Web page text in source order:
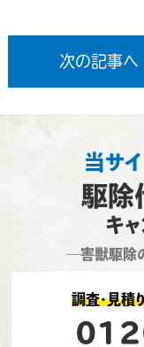
次の記事へ
当サ
駆除
キ
―害獣駆除
調査・見積